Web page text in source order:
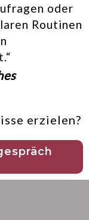
oder
Routinen
erzielen?